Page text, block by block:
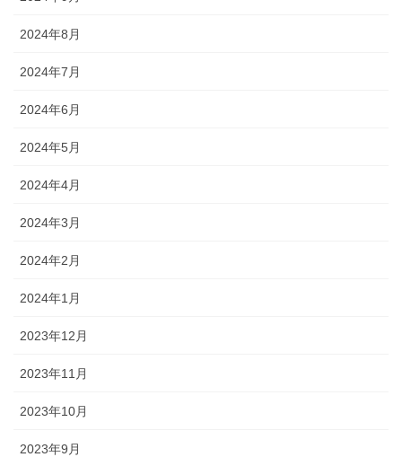
2024年8月
2024年7月
2024年6月
2024年5月
2024年4月
2024年3月
2024年2月
2024年1月
2023年12月
2023年11月
2023年10月
2023年9月